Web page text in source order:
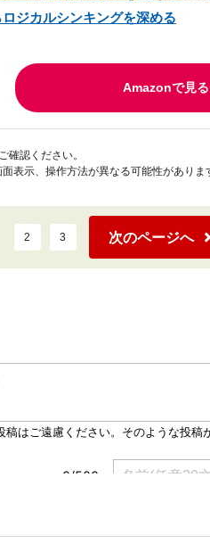
ロジカルシンキングを深める
Amazonで見る
認ください。
表示、操作方法が異なる可能性がありま
2 3 次のページへ